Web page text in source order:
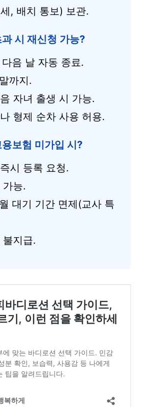
, 배치 통보) 보관.
시 재신청 가능?
음 날 자동 종료.
까지.
자녀 출생 시 가능.
형제 순차 사용 허용.
보험 미가입 시?
시 등록 요청.
가능.
대기 기간 면제(교사 특
불지급.